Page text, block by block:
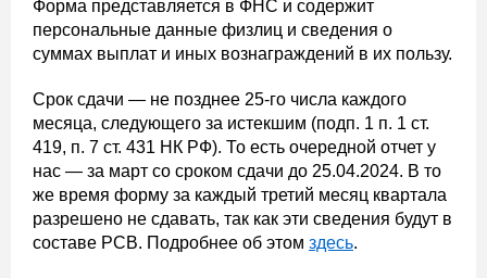
Форма представляется в ФНС и содержит
персональные данные физлиц и сведения о
суммах выплат и иных вознаграждений в их пользу.
Срок сдачи — не позднее 25-го числа каждого
месяца, следующего за истекшим (подп. 1 п. 1 ст.
419, п. 7 ст. 431 НК РФ). То есть очередной отчет у
нас — за март со сроком сдачи до 25.04.2024. В то
же время форму за каждый третий месяц квартала
разрешено не сдавать, так как эти сведения будут в
составе РСВ. Подробнее об этом здесь.